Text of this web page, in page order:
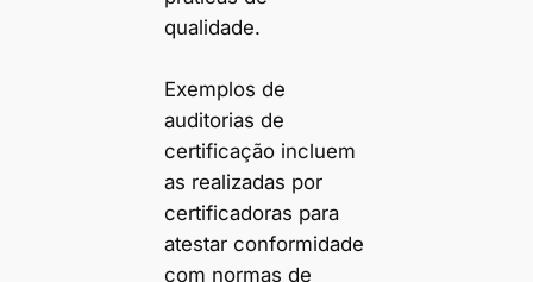
qualidade.
Exemplos de
auditorias de
certificação incluem
as realizadas por
certificadoras para
atestar conformidade
com normas de